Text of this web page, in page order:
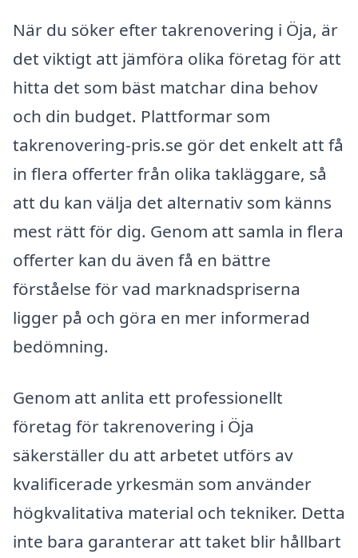
När du söker efter takrenovering i Öja, är
det viktigt att jämföra olika företag för att
hitta det som bäst matchar dina behov
och din budget. Plattformar som
takrenovering-pris.se gör det enkelt att få
in flera offerter från olika takläggare, så
att du kan välja det alternativ som känns
mest rätt för dig. Genom att samla in flera
offerter kan du även få en bättre
förståelse för vad marknadspriserna
ligger på och göra en mer informerad
bedömning.
Genom att anlita ett professionellt
företag för takrenovering i Öja
säkerställer du att arbetet utförs av
kvalificerade yrkesmän som använder
högkvalitativa material och tekniker. Detta
inte bara garanterar att taket blir hållbart